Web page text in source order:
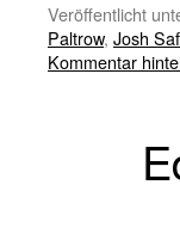
Veröffentlicht
Paltrow, Josh
Kommentar